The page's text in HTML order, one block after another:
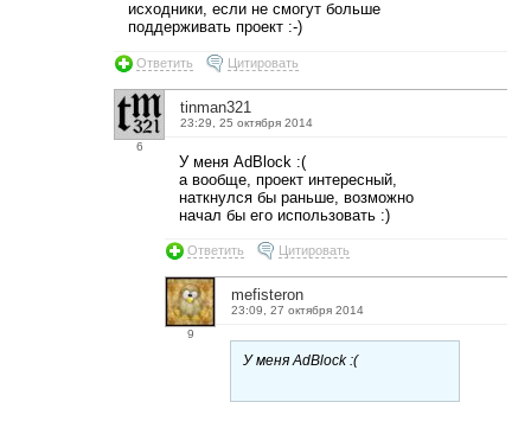
исходники, если не смогут больше
поддерживать проект :-)
Ответить Цитировать
6
tinman321
23:29, 25 октября 2014
У меня AdBlock :(
а вообще, проект интересный,
наткнулся бы раньше, возможно
начал бы его использовать :)
Ответить Цитировать
9
mefisteron
23:09, 27 октября 2014
У меня AdBlock :(